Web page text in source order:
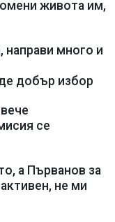
живота им,
много и
добър избор
се
а Първанов за
не ми